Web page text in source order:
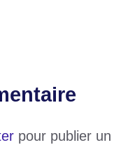
pour publier un